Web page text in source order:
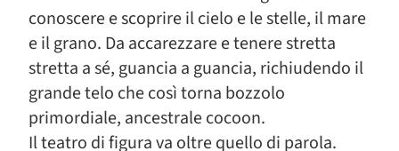
conoscere e scoprire il cielo e le stelle, il mare
e il grano. Da accarezzare e tenere stretta
stretta a sé, guancia a guancia, richiudendo il
grande telo che così torna bozzolo
primordiale, ancestrale cocoon.
Il teatro di figura va oltre quello di parola.